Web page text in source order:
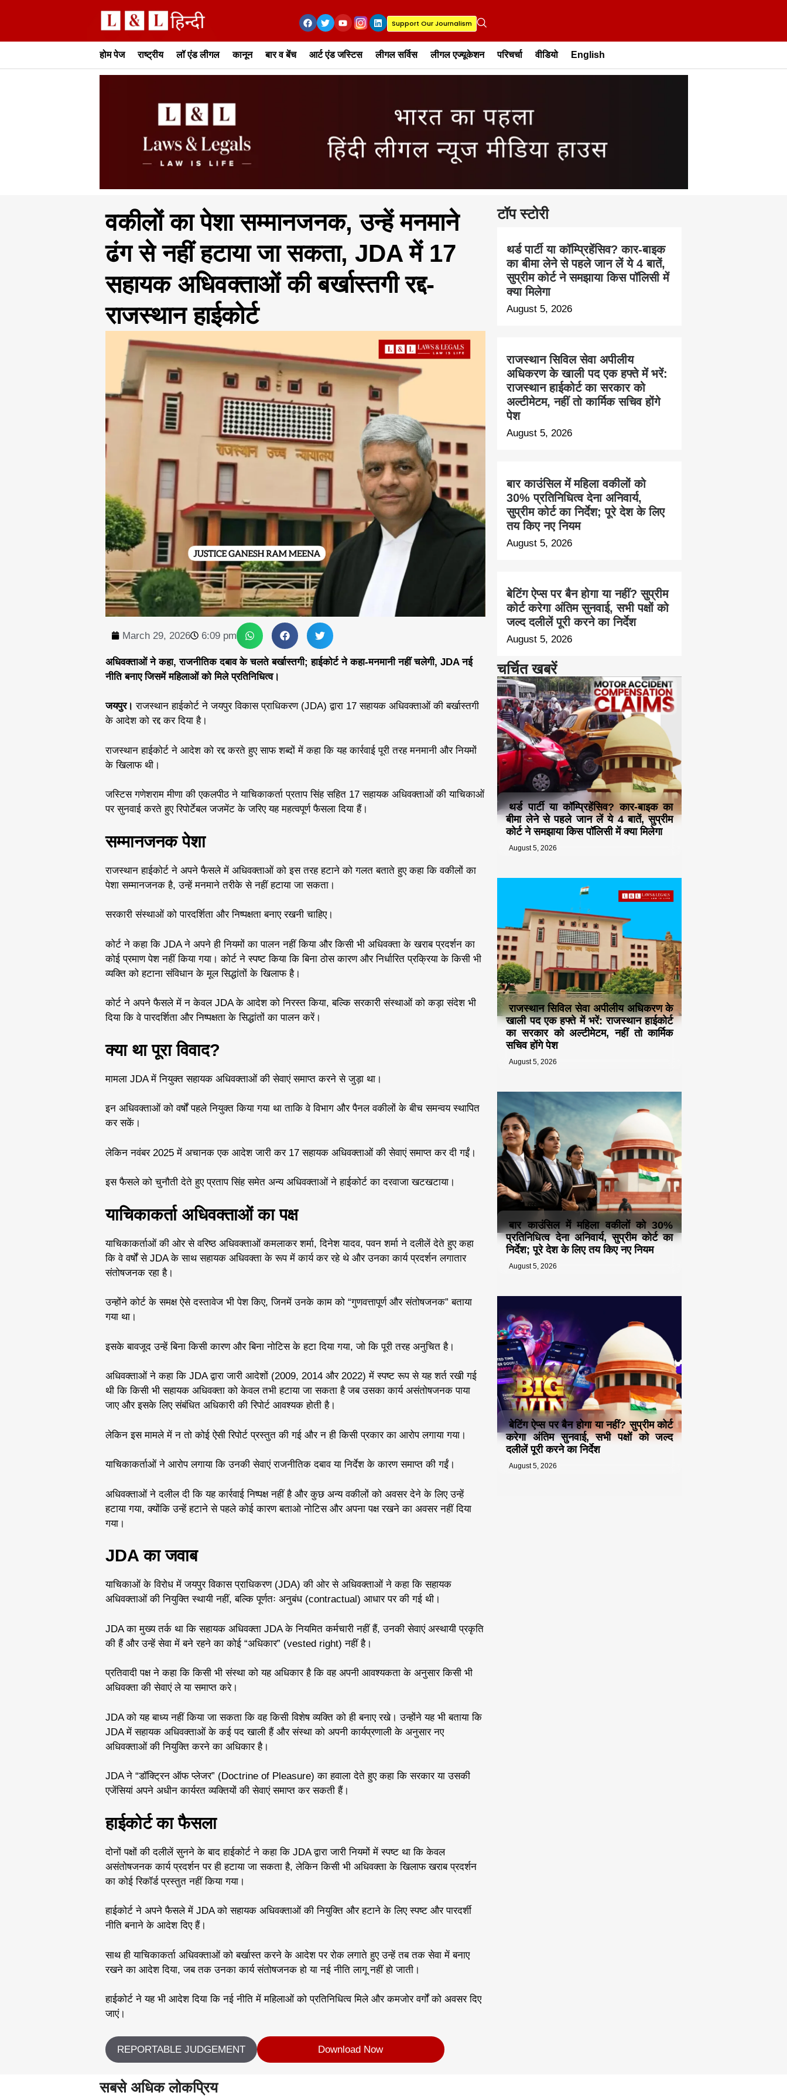
Support Our Journalism
होम पेज राष्ट्रीय लॉ एंड लीगल कानून बार व बेंच आर्ट एंड जस्टिस लीगल सर्विस लीगल एज्यूकेशन परिचर्चा वीडियो English
टॉप स्टोरी
थर्ड पार्टी या कॉम्प्रिहेंसिव? कार-बाइक
का बीमा लेने से पहले जान लें ये 4 बातें,
सुप्रीम कोर्ट ने समझाया किस पॉलिसी में
क्या मिलेगा
August 5, 2026
राजस्थान सिविल सेवा अपीलीय
अधिकरण के खाली पद एक हफ्ते में भरें:
राजस्थान हाईकोर्ट का सरकार को
अल्टीमेटम, नहीं तो कार्मिक सचिव होंगे
पेश
August 5, 2026
बार काउंसिल में महिला वकीलों को
30% प्रतिनिधित्व देना अनिवार्य,
सुप्रीम कोर्ट का निर्देश; पूरे देश के लिए
तय किए नए नियम
August 5, 2026
बेटिंग ऐप्स पर बैन होगा या नहीं? सुप्रीम
कोर्ट करेगा अंतिम सुनवाई, सभी पक्षों को
जल्द दलीलें पूरी करने का निर्देश
August 5, 2026
चर्चित खबरें
थर्ड पार्टी या कॉम्प्रिहेंसिव? कार-बाइक का
बीमा लेने से पहले जान लें ये 4 बातें, सुप्रीम
कोर्ट ने समझाया किस पॉलिसी में क्या मिलेगा
August 5, 2026
राजस्थान सिविल सेवा अपीलीय अधिकरण के
खाली पद एक हफ्ते में भरें: राजस्थान हाईकोर्ट
का सरकार को अल्टीमेटम, नहीं तो कार्मिक
सचिव होंगे पेश
August 5, 2026
बार काउंसिल में महिला वकीलों को 30%
प्रतिनिधित्व देना अनिवार्य, सुप्रीम कोर्ट का
निर्देश; पूरे देश के लिए तय किए नए नियम
August 5, 2026
बेटिंग ऐप्स पर बैन होगा या नहीं? सुप्रीम कोर्ट
करेगा अंतिम सुनवाई, सभी पक्षों को जल्द
दलीलें पूरी करने का निर्देश
August 5, 2026
वकीलों का पेशा सम्मानजनक, उन्हें मनमाने
ढंग से नहीं हटाया जा सकता, JDA में 17
सहायक अधिवक्ताओं की बर्खास्तगी रद्द-
राजस्थान हाईकोर्ट
March 29, 2026 6:09 pm
अधिवक्ताओं ने कहा, राजनीतिक दबाव के चलते बर्खास्तगी; हाईकोर्ट ने कहा-मनमानी नहीं चलेगी, JDA नई
नीति बनाए जिसमें महिलाओं को मिले प्रतिनिधित्व।
जयपुर।राजस्थान हाईकोर्ट ने जयपुर विकास प्राधिकरण (JDA) द्वारा 17 सहायक अधिवक्ताओं की बर्खास्तगी
के आदेश को रद्द कर दिया है।
राजस्थान हाईकोर्ट ने आदेश को रद्द करते हुए साफ शब्दों में कहा कि यह कार्रवाई पूरी तरह मनमानी और नियमों
के खिलाफ थी।
जस्टिस गणेशराम मीणा की एकलपीठ ने याचिकाकर्ता प्रताप सिंह सहित 17 सहायक अधिवक्ताओं की याचिकाओं
पर सुनवाई करते हुए रिपोर्टेबल जजमेंट के जरिए यह महत्वपूर्ण फैसला दिया हैं।
सम्मानजनक पेशा
राजस्थान हाईकोर्ट ने अपने फैसले में अधिवक्ताओं को इस तरह हटाने को गलत बताते हुए कहा कि वकीलों का
पेशा सम्मानजनक है, उन्हें मनमाने तरीके से नहीं हटाया जा सकता।
सरकारी संस्थाओं को पारदर्शिता और निष्पक्षता बनाए रखनी चाहिए।
कोर्ट ने कहा कि JDA ने अपने ही नियमों का पालन नहीं किया और किसी भी अधिवक्ता के खराब प्रदर्शन का
कोई प्रमाण पेश नहीं किया गया। कोर्ट ने स्पष्ट किया कि बिना ठोस कारण और निर्धारित प्रक्रिया के किसी भी
व्यक्ति को हटाना संविधान के मूल सिद्धांतों के खिलाफ है।
कोर्ट ने अपने फैसले में न केवल JDA के आदेश को निरस्त किया, बल्कि सरकारी संस्थाओं को कड़ा संदेश भी
दिया कि वे पारदर्शिता और निष्पक्षता के सिद्धांतों का पालन करें।
क्या था पूरा विवाद?
मामला JDA में नियुक्त सहायक अधिवक्ताओं की सेवाएं समाप्त करने से जुड़ा था।
इन अधिवक्ताओं को वर्षों पहले नियुक्त किया गया था ताकि वे विभाग और पैनल वकीलों के बीच समन्वय स्थापित
कर सकें।
लेकिन नवंबर 2025 में अचानक एक आदेश जारी कर 17 सहायक अधिवक्ताओं की सेवाएं समाप्त कर दी गईं।
इस फैसले को चुनौती देते हुए प्रताप सिंह समेत अन्य अधिवक्ताओं ने हाईकोर्ट का दरवाजा खटखटाया।
याचिकाकर्ता अधिवक्ताओं का पक्ष
याचिकाकर्ताओं की ओर से वरिष्ठ अधिवक्ताओं कमलाकर शर्मा, दिनेश यादव, पवन शर्मा ने दलीलें देते हुए कहा
कि वे वर्षों से JDA के साथ सहायक अधिवक्ता के रूप में कार्य कर रहे थे और उनका कार्य प्रदर्शन लगातार
संतोषजनक रहा है।
उन्होंने कोर्ट के समक्ष ऐसे दस्तावेज भी पेश किए, जिनमें उनके काम को “गुणवत्तापूर्ण और संतोषजनक” बताया
गया था।
इसके बावजूद उन्हें बिना किसी कारण और बिना नोटिस के हटा दिया गया, जो कि पूरी तरह अनुचित है।
अधिवक्ताओं ने कहा कि JDA द्वारा जारी आदेशों (2009, 2014 और 2022) में स्पष्ट रूप से यह शर्त रखी गई
थी कि किसी भी सहायक अधिवक्ता को केवल तभी हटाया जा सकता है जब उसका कार्य असंतोषजनक पाया
जाए और इसके लिए संबंधित अधिकारी की रिपोर्ट आवश्यक होती है।
लेकिन इस मामले में न तो कोई ऐसी रिपोर्ट प्रस्तुत की गई और न ही किसी प्रकार का आरोप लगाया गया।
याचिकाकर्ताओं ने आरोप लगाया कि उनकी सेवाएं राजनीतिक दबाव या निर्देश के कारण समाप्त की गईं।
अधिवक्ताओं ने दलील दी कि यह कार्रवाई निष्पक्ष नहीं है और कुछ अन्य वकीलों को अवसर देने के लिए उन्हें
हटाया गया, क्योंकि उन्हें हटाने से पहले कोई कारण बताओ नोटिस और अपना पक्ष रखने का अवसर नहीं दिया
गया।
JDA का जवाब
याचिकाओं के विरोध में जयपुर विकास प्राधिकरण (JDA) की ओर से अधिवक्ताओं ने कहा कि सहायक
अधिवक्ताओं की नियुक्ति स्थायी नहीं, बल्कि पूर्णतः अनुबंध (contractual) आधार पर की गई थी।
JDA का मुख्य तर्क था कि सहायक अधिवक्ता JDA के नियमित कर्मचारी नहीं हैं, उनकी सेवाएं अस्थायी प्रकृति
की हैं और उन्हें सेवा में बने रहने का कोई “अधिकार” (vested right) नहीं है।
प्रतिवादी पक्ष ने कहा कि किसी भी संस्था को यह अधिकार है कि वह अपनी आवश्यकता के अनुसार किसी भी
अधिवक्ता की सेवाएं ले या समाप्त करे।
JDA को यह बाध्य नहीं किया जा सकता कि वह किसी विशेष व्यक्ति को ही बनाए रखे। उन्होंने यह भी बताया कि
JDA में सहायक अधिवक्ताओं के कई पद खाली हैं और संस्था को अपनी कार्यप्रणाली के अनुसार नए
अधिवक्ताओं की नियुक्ति करने का अधिकार है।
JDA ने “डॉक्ट्रिन ऑफ प्लेजर” (Doctrine of Pleasure) का हवाला देते हुए कहा कि सरकार या उसकी
एजेंसियां अपने अधीन कार्यरत व्यक्तियों की सेवाएं समाप्त कर सकती हैं।
हाईकोर्ट का फैसला
दोनों पक्षों की दलीलें सुनने के बाद हाईकोर्ट ने कहा कि JDA द्वारा जारी नियमों में स्पष्ट था कि केवल
असंतोषजनक कार्य प्रदर्शन पर ही हटाया जा सकता है, लेकिन किसी भी अधिवक्ता के खिलाफ खराब प्रदर्शन
का कोई रिकॉर्ड प्रस्तुत नहीं किया गया।
हाईकोर्ट ने अपने फैसले में JDA को सहायक अधिवक्ताओं की नियुक्ति और हटाने के लिए स्पष्ट और पारदर्शी
नीति बनाने के आदेश दिए हैं।
साथ ही याचिकाकर्ता अधिवक्ताओं को बर्खास्त करने के आदेश पर रोक लगाते हुए उन्हें तब तक सेवा में बनाए
रखने का आदेश दिया, जब तक उनका कार्य संतोषजनक हो या नई नीति लागू नहीं हो जाती।
हाईकोर्ट ने यह भी आदेश दिया कि नई नीति में महिलाओं को प्रतिनिधित्व मिले और कमजोर वर्गों को अवसर दिए
जाएं।
REPORTABLE JUDGEMENT Download Now
सबसे अधिक लोकप्रिय